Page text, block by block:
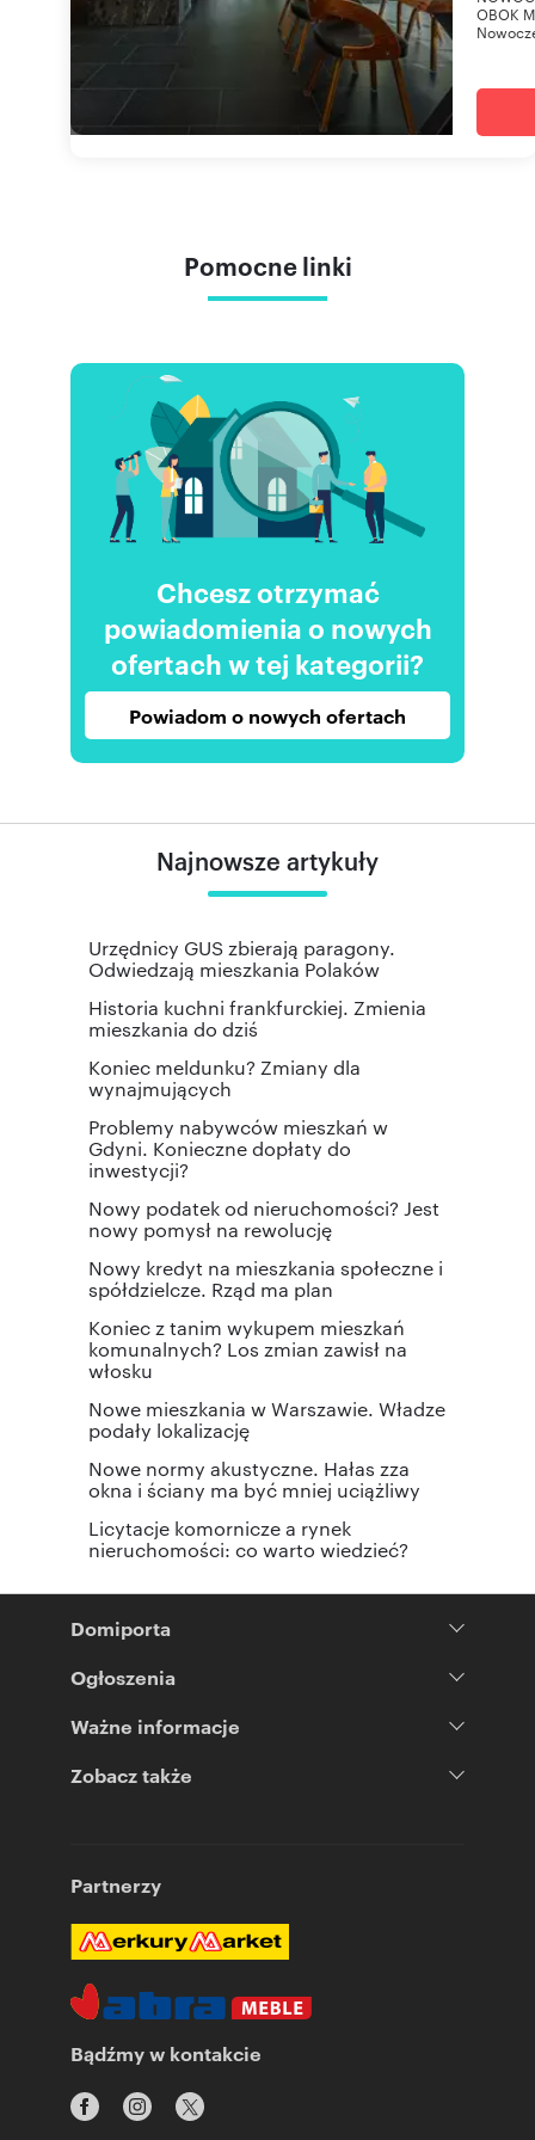
OBOK
Pomocne linki
Chcesz otrzymać
powiadomienia o nowych
ofertach w tej kategorii?
Powiadom o nowych ofertach
Najnowsze artykuły
Urzędnicy GUS zbierają paragony.
Odwiedzają mieszkania Polaków
Historia kuchni frankfurckiej. Zmienia
mieszkania do dziś
Koniec meldunku? Zmiany dla
wynajmujących
Problemy nabywców mieszkań w
Gdyni. Konieczne dopłaty do
inwestycji?
Nowy podatek od nieruchomości? Jest
nowy pomysł na rewolucję
Nowy kredyt na mieszkania społeczne i
spółdzielcze. Rząd ma plan
Koniec z tanim wykupem mieszkań
komunalnych? Los zmian zawisł na
włosku
Nowe mieszkania w Warszawie. Władze
podały lokalizację
Nowe normy akustyczne. Hałas zza
okna i ściany ma być mniej uciążliwy
Licytacje komornicze a rynek
nieruchomości: co warto wiedzieć?
Domiporta
Ogłoszenia
Ważne informacje
Zobacz także
Partnerzy
Bądźmy w kontakcie